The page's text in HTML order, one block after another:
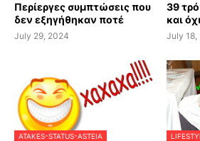
Περίεργες συμπτώσεις που
δεν εξηγήθηκαν ποτέ
July 29, 2024
39
και
July 18,
ATAKES-STATUS-ASTEIA